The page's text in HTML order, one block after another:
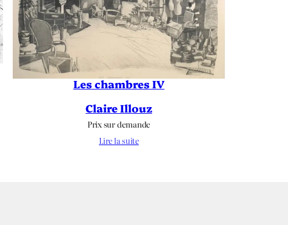
Les chambres IV
Claire Illouz
Prix sur demande
Lire la suite